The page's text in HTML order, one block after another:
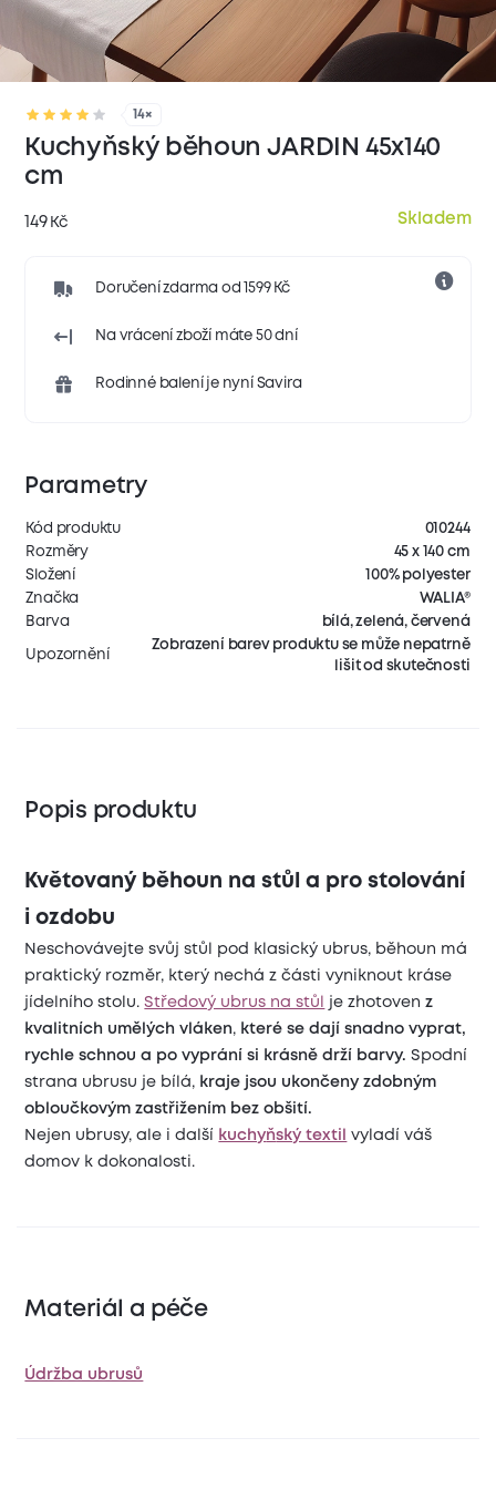
14×
Kuchyňský běhoun JARDIN 45x140
cm
149 Kč Skladem
Doručení zdarma od 1599 Kč
Na vrácení zboží máte 50 dní
Rodinné balení je nyní Savira
Parametry
Kód produktu
010244
Rozměry
45 x 140 cm
Složení
100% polyester
Značka
WALIA®
Barva
bílá, zelená, červená
Upozornění
Zobrazení barev produktu se může nepatrně
lišit od skutečnosti
Popis produktu
Květovaný běhoun na stůl a pro stolování
i ozdobu
Neschovávejte svůj stůl pod klasický ubrus, běhoun má
praktický rozměr, který nechá z části vyniknout kráse
jídelního stolu.Středový ubrus na stůl je zhotoven z
kvalitních umělých vláken, které se dají snadno vyprat,
rychle schnou a po vyprání si krásně drží barvy.Spodní
strana ubrusu je bílá, kraje jsou ukončeny zdobným
obloučkovým zastřižením bez obšití.
Nejen ubrusy, ale i další
kuchyňský textil
vyladí váš
domov k dokonalosti.
Materiál a péče
Údržba ubrusů